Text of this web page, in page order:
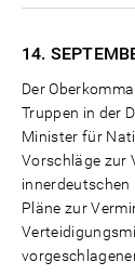
14.
Der
Truppen in der
Minister für
Vorschläge zur
innerdeutschen
Pläne zur